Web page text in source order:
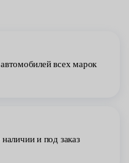
всех марок
и под заказ